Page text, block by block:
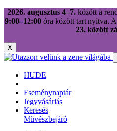
2026. augusztus 4–7. között a
9:00–12:00 óra között tart nyitva.
23. között
X
HUDE
Eseménynaptár
Jegyvásárlás
Keresés
Művészbejáró